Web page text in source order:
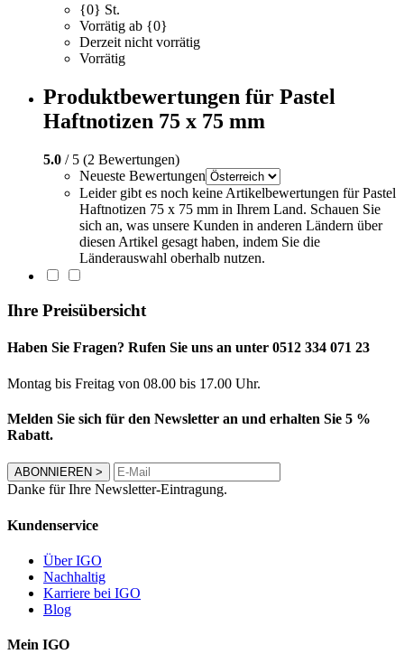
{0} St.
Vorrätig ab {0}
Derzeit nicht vorrätig
Vorrätig
Produktbewertungen für Pastel
Haftnotizen 75 x 75 mm
5.0 / 5 (2 Bewertungen)
Neueste Bewertungen
Leider gibt es noch keine Artikelbewertungen für Pastel
Haftnotizen 75 x 75 mm in Ihrem Land. Schauen Sie
sich an, was unsere Kunden in anderen Ländern über
diesen Artikel gesagt haben, indem Sie die
Länderauswahl oberhalb nutzen.
Ihre Preisübersicht
Haben Sie Fragen? Rufen Sie uns an unter 0512 334 071 23
Montag bis Freitag von 08.00 bis 17.00 Uhr.
Melden Sie sich für den Newsletter an und erhalten Sie 5 %
Rabatt.
ABONNIEREN >
Danke für Ihre Newsletter-Eintragung.
Kundenservice
Über IGO
Nachhaltig
Karriere bei IGO
Blog
Mein IGO